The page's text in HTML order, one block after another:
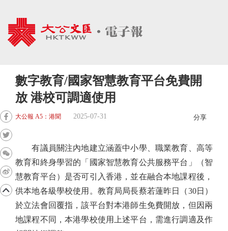
數字教育/國家智慧教育平台免費開
放 港校可調適使用
大公報 A5：港聞 2025-07-31 分享
有議員關注內地建立涵蓋中小學、職業教育、高等
教育和終身學習的「國家智慧教育公共服務平台」（智
慧教育平台）是否可引入香港，並在融合本地課程後，
供本地各級學校使用。教育局局長蔡若蓮昨日（30日）
於立法會回覆指，該平台對本港師生免費開放，但因兩
地課程不同，本港學校使用上述平台，需進行調適及作